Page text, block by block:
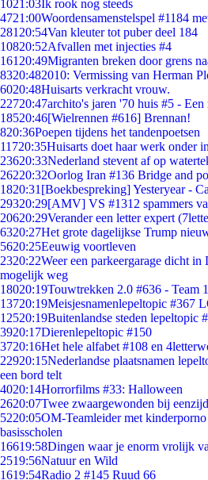
1021:03Ik rook nog steeds
4721:00Woordensamenstelspel #1184
281 20:54Van kleuter tot puber deel 184
10820:52Afvallen met injecties #4
161 20:49Migranten breken door grens
8320:482010: Vermissing van Herman
6020:48Huisarts verkracht vrouw.
22720:47archito's jaren '70 huis #5 -
18520:46[Wielrennen #616] Brennan!
820:36Poepen tijdens het tandenpoetsen
11720:35Huisarts doet haar werk onder
23620:33Nederland stevent af op
26220:32Oorlog Iran #136 Bridge and
1820:31 [Boekbespreking] Yesteryear -
29320:29[AMV] VS #1312 spammers
20620:29Verander een letter expert
6320:27Het grote dagelijkse Trump
5620:25Eeuwig voortleven
2320:22Weer een parkeergarage dicht in
mogelijk weg
18020:19Touwtrekken 2.0 #636 - Team
13720:19Meisjesnamenlepeltopic #367
12520:19Buitenlandse steden lepeltopic
3920:17Dierenlepeltopic #150
3720:16Het hele alfabet #108 en
22920:15Nederlandse plaatsnamen
een bord telt
4020:14Horrorfilms #33: Halloween
2620:07Twee zwaargewonden bij
5220:05OM-Teamleider met
basisscholen
16619:58Dingen waar je enorm vrolijk
2519:56Natuur en Wild
1619:54Radio 2 #145 Ruud 66